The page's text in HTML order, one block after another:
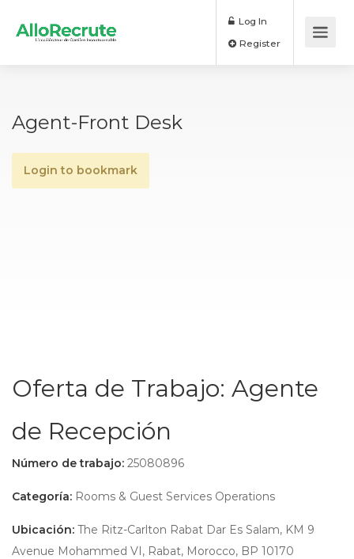
Log In
Agent-Front Desk
Login to bookmark
Oferta de Trabajo: Agente
de Recepción
Número de trabajo: 25080896
Categoría: Rooms & Guest Services Operations
Ubicación: The Ritz-Carlton Rabat Dar Es Salam, KM 9
Avenue Mohammed VI, Rabat, Morocco, BP 10170